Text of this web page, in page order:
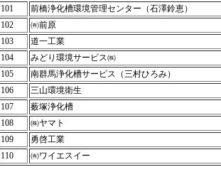
101
前橋浄化槽環境管理センター（石澤鈴恵）
102
㈲前原
103
道一工業
104
みどり環境サービス㈱
105
南群馬浄化槽サービス（三村ひろみ）
106
三山環境衛生
107
薮塚浄化槽
108
㈱ヤマト
109
勇啓工業
110
㈲ワイエスイー